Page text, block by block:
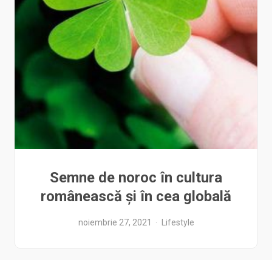
Semne de noroc în cultura
românească și în cea globală
noiembrie 27, 2021 Lifestyle